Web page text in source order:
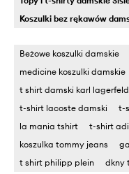
Koszulki bez rękawów
Beżowe koszulki damskie
medicine koszulki damskie
t shirt damski karl lagerfeld
t-shirt lacoste damski
t-
la mania tshirt
t-shirt
koszulka tommy jeans
t shirt philipp plein
dkny